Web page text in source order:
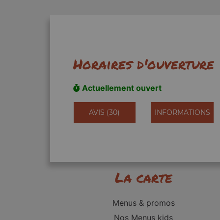
Horaires d'ouverture
Actuellement ouvert
AVIS (30) INFORMATIONS
La carte
Menus & promos
Nos Menus kids